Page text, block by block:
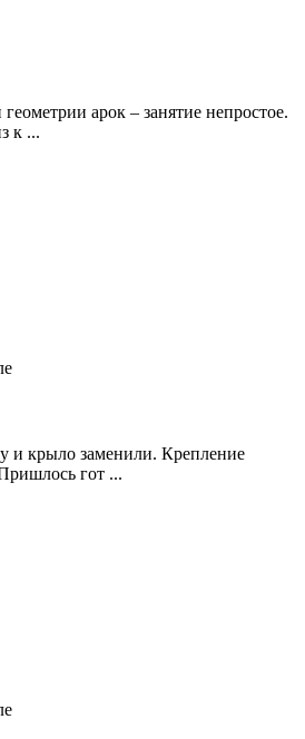
арок – занятие непростое.
к ...
и крыло заменили. Крепление
гот ...